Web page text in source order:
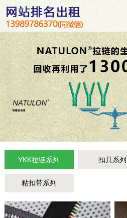
YKK拉链系列 扣具系列
粘扣带系列